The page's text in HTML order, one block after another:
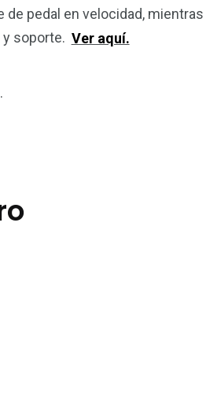
pedal en velocidad, mientras
soporte. Ver aquí.